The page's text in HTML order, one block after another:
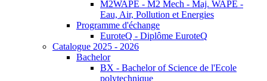
M2WAPE - M2 Mech - Maj. WAPE -
Eau, Air, Pollution et Energies
Programme d'échange
EuroteQ - Diplôme EuroteQ
Catalogue 2025 - 2026
Bachelor
BX - Bachelor of Science de l'Ecole
polytechnique